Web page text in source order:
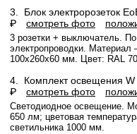
3. Блок электророзеток
₽
смотреть фото
3 розетки + выключатель.
электропроводки.
100х260х60 мм. Цвет: RAL
4. Комплект освещения
₽
смотреть фото
Светодиодное освещение.
650 лм; цветовая
светильника 1000 мм.